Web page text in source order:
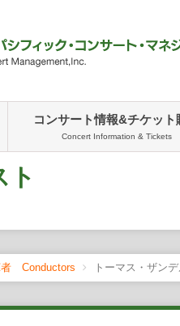
コンサート情報&チケット
Concert Information & Tickets
ト
者 Conductors トーマス・ザン